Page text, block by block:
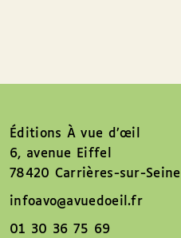
Éditions À vue d’œil
6, avenue Eiffel
78420 Carrières-sur-Seine
infoavo@avuedoeil.fr
01 30 36 75 69